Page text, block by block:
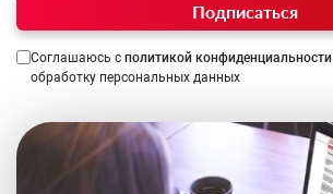
Подписаться
Соглашаюсь с политикой конфиденциальности
обработку персональных данных